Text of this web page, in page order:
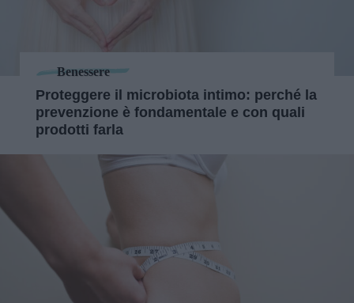
Benessere
Proteggere il microbiota intimo: perché la
prevenzione è fondamentale e con quali
prodotti farla